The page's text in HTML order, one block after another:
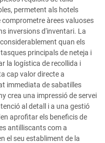
permetent als hotels
àrees valuoses
inversions d'inventari. La
quan els
principals de neteja i
la logística de recollida i
cap valor directe a
immediata de sabatilles
crea una impressió de servei
al detall i a una gestió
aprofitar els beneficis de
antilliscants com a
el seu establiment de la